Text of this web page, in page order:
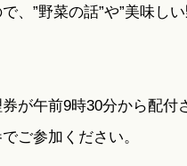
、”野菜の話”や”美味し
が午前9時30分から配付
ご参加ください。